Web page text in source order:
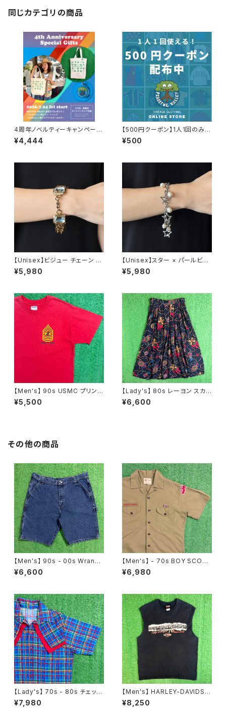
同じカテゴリの商品
4周年ノベルティーキャンペーン
開催中！
¥4,444
【500円クーポン】1人1回のみご
利用可能！
¥500
【Unisex】ビジュー チェーン ブ
レスレット / 古着 アクセサリー
N0737
¥5,980
【Unisex】スター × パールビー
ズ チャーム チェーン ブレスレッ
ト / 古着 アクセサリー N1109
¥5,980
【Men's】 90s USMC プリント
Tシャツ / アメリカ製 USA製 9
0年代 ティーシャツ T-Shirt 古
¥5,500
【Lady's】 80s レーヨン スカ
ーフ柄 スカート / 80年代 古着
レディース 総柄 2266
¥6,600
その他の商品
【Men's】 90s - 00s Wrangl
er デニム ペインター ハーフパ
ンツ / 90年代 ラングラー ハー
¥6,600
【Men's】 - 70s BOY SCOU
T OF AMERICA 開襟 シャツ /
70年代 シャツ 半袖 古着 メン
¥6,980
【Lady's】 70s - 80s チェック
ウエスタン デザイン シャツ / 7
0年代 80年代 古着 レディース
¥7,980
【Men's】 HARLEY-DAVIDSO
N ノースリーブ Tシャツ / 古着
メンズ ハーレーダビッドソン ハ
¥8,250